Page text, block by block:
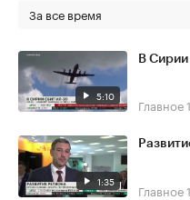
За все время
5:10
В
Главное
1:35 Главное